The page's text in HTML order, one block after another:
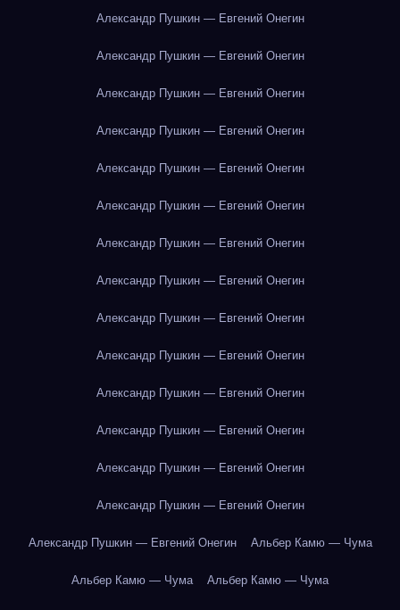
Александр Пушкин — Евгений Онегин
Александр Пушкин — Евгений Онегин
Александр Пушкин — Евгений Онегин
Александр Пушкин — Евгений Онегин
Александр Пушкин — Евгений Онегин
Александр Пушкин — Евгений Онегин
Александр Пушкин — Евгений Онегин
Александр Пушкин — Евгений Онегин
Александр Пушкин — Евгений Онегин
Александр Пушкин — Евгений Онегин
Александр Пушкин — Евгений Онегин
Александр Пушкин — Евгений Онегин
Александр Пушкин — Евгений Онегин
Александр Пушкин — Евгений Онегин
Александр Пушкин — Евгений Онегин Альбер Камю — Чума
Альбер Камю — Чума Альбер Камю — Чума